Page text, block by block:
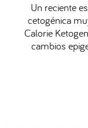
b
l
i
c
Un reciente
cetogénica
Calorie
cambios